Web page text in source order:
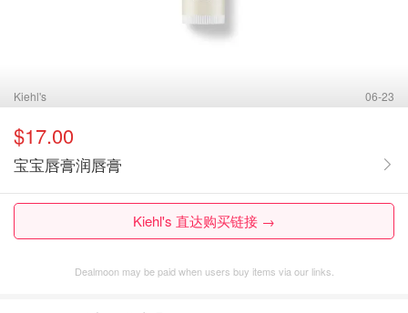
Kiehl's 06-23
$17.00
宝宝唇膏润唇膏
Kiehl's 直达购买链接 →
Dealmoon may be paid when users buy items via our links.